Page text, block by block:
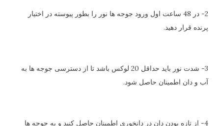
2- در 48 ساعت اول ورود جوجه ها نور را بطور پیوسته در اختیار
پرنده قرار دهید.
3- شدت نور باید حداقل 20 لوکس باشد تا از دسترسی جوجه ها به
آب و دان اطمینان حاصل شود.
4- از تازه بودن دان در دانخوری اطمینان حاصل کنید و به جوجه ها